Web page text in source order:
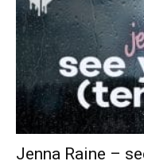
Jenna Raine –